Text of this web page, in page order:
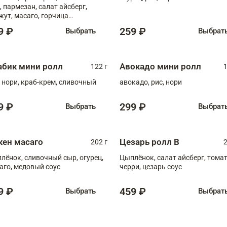
пармезан, салат айсберг,
масаго, горчица
₽ Выбрать 259 ₽
мини ролл
122 г
нори, краб-крем, сливочный
₽ Выбрать
Авокадо мини ролл
авокадо, рис, нори
299 ₽
масаго
202 г
сливочный сыр, огурец,
медовый соус
₽ Выбрать
Цезарь ролл В
Цыплёнок, салат айсберг,
черри, цезарь соус
459 ₽